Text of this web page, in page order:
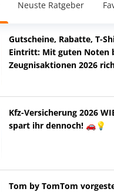
Neuste Ratgeber
Gutscheine, Rabatte, T-
Eintritt: Mit guten Noten
Zeugnisaktionen 2026
Kfz-Versicherung 2026
spart ihr dennoch! 🚗💡
Tom by TomTom